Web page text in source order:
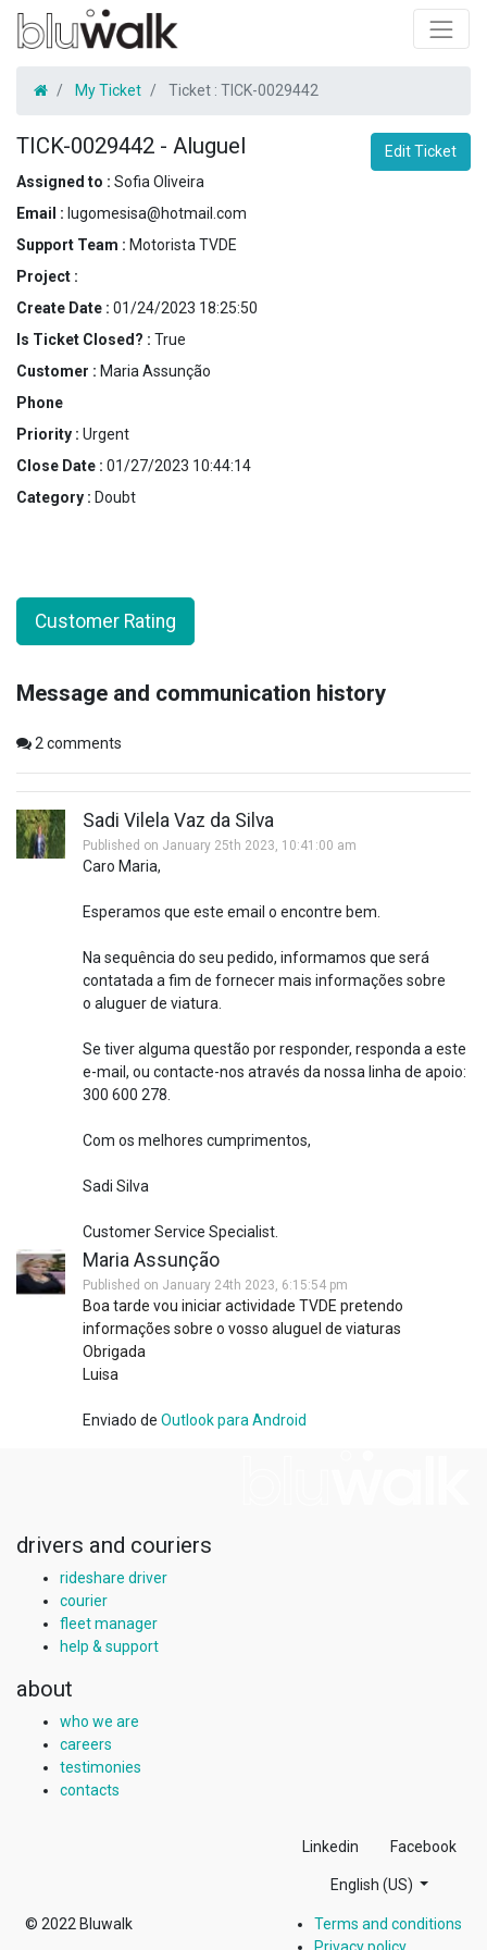
My Ticket Ticket : TICK-0029442
TICK-0029442 - Aluguel
Edit Ticket
Assigned to : Sofia Oliveira
Email : lugomesisa@hotmail.com
Support Team : Motorista TVDE
Project :
Create Date : 01/24/2023 18:25:50
Is Ticket Closed? : True
Customer : Maria Assunção
Phone
Priority : Urgent
Close Date : 01/27/2023 10:44:14
Category : Doubt
Customer Rating
Message and communication history
2 comments
Sadi Vilela Vaz da Silva
Published on January 25th 2023, 10:41:00 am
Caro Maria,
Esperamos que este email o encontre bem.
Na sequência do seu pedido, informamos que será
contatada a fim de fornecer mais informações sobre
o aluguer de viatura.
Se tiver alguma questão por responder, responda a este
e-mail, ou contacte-nos através da nossa linha de apoio:
300 600 278.
Com os melhores cumprimentos,
Sadi Silva
Customer Service Specialist.
Maria Assunção
Published on January 24th 2023, 6:15:54 pm
Boa tarde vou iniciar actividade TVDE pretendo
informações sobre o vosso aluguel de viaturas
Obrigada
Luisa
Enviado de Outlook para Android
drivers and couriers
rideshare driver
courier
fleet manager
help & support
about
who we are
careers
testimonies
contacts
Linkedin Facebook
English (US)
© 2022 Bluwalk
Terms and conditions